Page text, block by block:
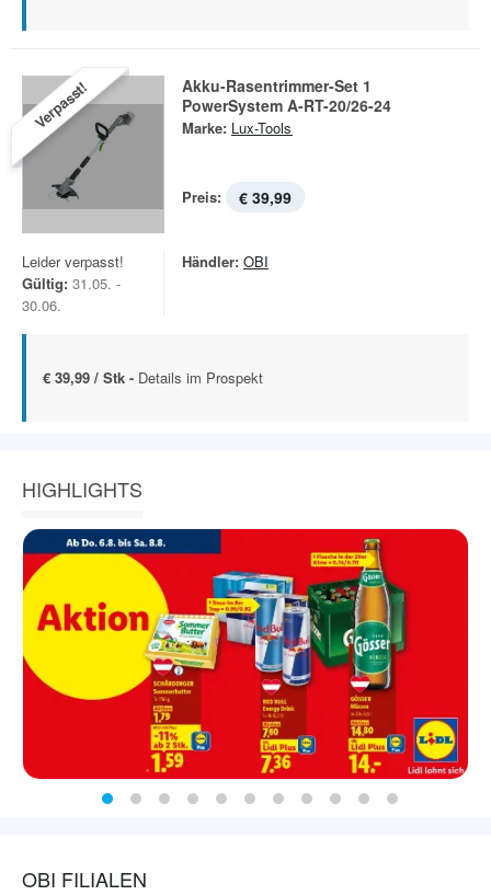
Verpasst!
Akku-Rasentrimmer-Set 1
PowerSystem A-RT-20/26-24
Marke: Lux-Tools
Preis: € 39,99
Leider verpasst!
Gültig: 31.05. -
30.06.
Händler: OBI
€ 39,99 / Stk - Details im Prospekt
HIGHLIGHTS
OBI FILIALEN